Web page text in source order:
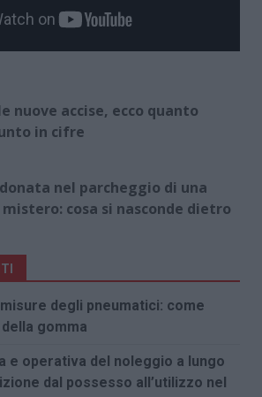
nuove accise, ecco quanto
in cifre
nel parcheggio di una
cosa si nasconde dietro
degli pneumatici: come
gomma
e operativa del noleggio a lungo
dal possesso all’utilizzo nel